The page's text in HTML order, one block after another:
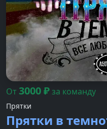
От3000₽за команду
Прятки
Прятки в